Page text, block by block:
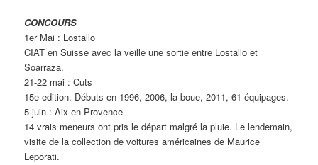
CONCOURS
1er Mai : Lostallo
CIAT en Suisse avec la veille une sortie entre Lostallo et
Soarraza.
21-22 mai : Cuts
15e edition. Débuts en 1996, 2006, la boue, 2011, 61 équipages.
5 juin : Aix-en-Provence
14 vrais meneurs ont pris le départ malgré la pluie. Le lendemain,
visite de la collection de voitures américaines de Maurice
Leporati.